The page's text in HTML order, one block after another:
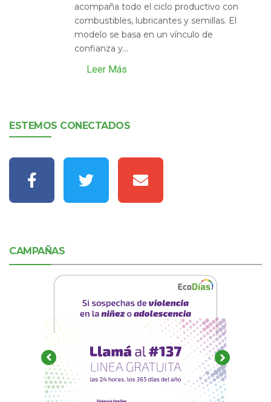
acompaña todo el ciclo productivo con
combustibles, lubricantes y semillas. El
modelo se basa en un vínculo de
confianza y...
Leer Más
ESTEMOS CONECTADOS
CAMPAÑAS